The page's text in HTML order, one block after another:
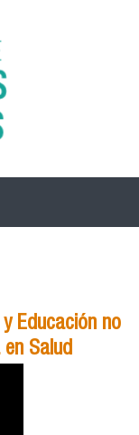
Educación no
Salud